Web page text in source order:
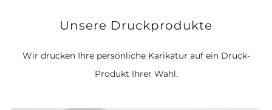
Unsere Druckprodukte
Wir drucken Ihre persönliche Karikatur auf ein Druck-
Produkt Ihrer Wahl.